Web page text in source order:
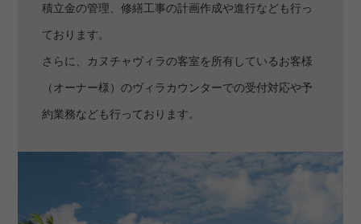
積立金の管理、修繕工事の計画作成や進行なども行っ
ております。
さらに、カヌチャヴィラの客室を所有しているお客様
（オーナー様）のヴィラカウンターでの受付対応や予
約業務なども行っております。